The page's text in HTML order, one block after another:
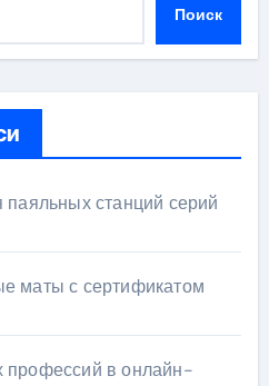
Поиск
станций серий
маты с сертификатом
в онлайн-